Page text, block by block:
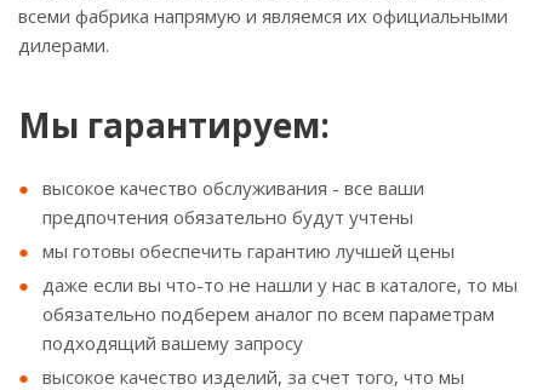
всеми фабрика напрямую и являемся их официальными
дилерами.
Мы гарантируем:
высокое качество обслуживания - все ваши
предпочтения обязательно будут учтены
мы готовы обеспечить гарантию лучшей цены
даже если вы что-то не нашли у нас в каталоге, то мы
обязательно подберем аналог по всем параметрам
подходящий вашему запросу
высокое качество изделий, за счет того, что мы